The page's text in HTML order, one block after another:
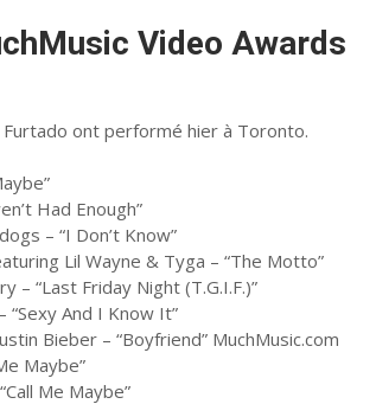
Video Awards
ont performé hier à Toronto.
Had Enough”
– “I Don’t Know”
Lil Wayne & Tyga – “The Motto”
“Last Friday Night (T.G.I.F.)”
And I Know It”
Bieber – “Boyfriend” MuchMusic.com
Maybe”
Me Maybe”